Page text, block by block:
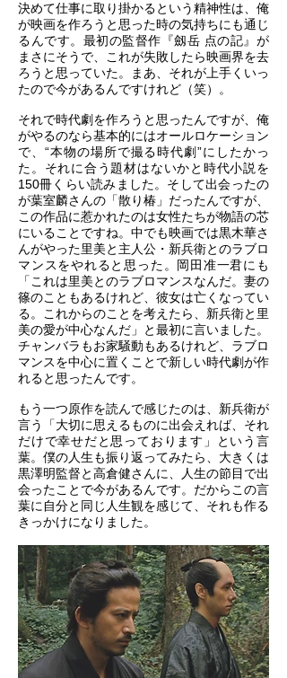
決めて仕事に取り掛かるという精神性は、俺
が映画を作ろうと思った時の気持ちにも通じ
るんです。最初の監督作『劔岳 点の記』が
まさにそうで、これが失敗したら映画界を去
ろうと思っていた。まあ、それが上手くいっ
たので今があるんですけれど（笑）。
それで時代劇を作ろうと思ったんですが、俺
がやるのなら基本的にはオールロケーション
で、“本物の場所で撮る時代劇”にしたかっ
た。それに合う題材はないかと時代小説を
150冊くらい読みました。そして出会ったの
が葉室麟さんの「散り椿」だったんですが、
この作品に惹かれたのは女性たちが物語の芯
にいることですね。中でも映画では黒木華さ
んがやった里美と主人公・新兵衛とのラブロ
マンスをやれると思った。岡田准一君にも
「これは里美とのラブロマンスなんだ。妻の
篠のこともあるけれど、彼女は亡くなってい
る。これからのことを考えたら、新兵衛と里
美の愛が中心なんだ」と最初に言いました。
チャンバラもお家騒動もあるけれど、ラブロ
マンスを中心に置くことで新しい時代劇が作
れると思ったんです。
もう一つ原作を読んで感じたのは、新兵衛が
言う「大切に思えるものに出会えれば、それ
だけで幸せだと思っております」という言
葉。僕の人生も振り返ってみたら、大きくは
黒澤明監督と高倉健さんに、人生の節目で出
会ったことで今があるんです。だからこの言
葉に自分と同じ人生観を感じて、それも作る
きっかけになりました。